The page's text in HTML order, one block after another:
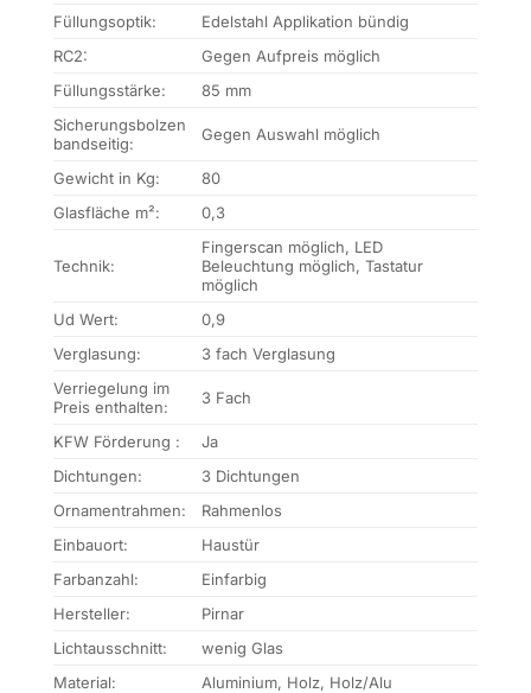
Füllungsoptik:
Edelstahl Applikation bündig
RC2:
Gegen Aufpreis möglich
Füllungsstärke:
85 mm
Sicherungsbolzen
bandseitig:
Gegen Auswahl möglich
Gewicht in Kg:
80
Glasfläche m²:
0,3
Technik:
Fingerscan möglich, LED
Beleuchtung möglich, Tastatur
möglich
Ud Wert:
0,9
Verglasung:
3 fach Verglasung
Verriegelung im
Preis enthalten:
3 Fach
KFW Förderung :
Ja
Dichtungen:
3 Dichtungen
Ornamentrahmen:
Rahmenlos
Einbauort:
Haustür
Farbanzahl:
Einfarbig
Hersteller:
Pirnar
Lichtausschnitt:
wenig Glas
Material:
Aluminium, Holz, Holz/Alu